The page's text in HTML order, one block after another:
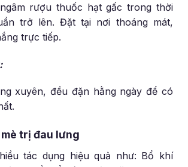
rượu thuốc hạt gấc trong thời
trở lên. Đặt tại nơi thoáng mát,
trực tiếp.
xuyên, đều đặn hằng ngày để có
mè trị đau lưng
tác dụng hiệu quả như: Bổ khí